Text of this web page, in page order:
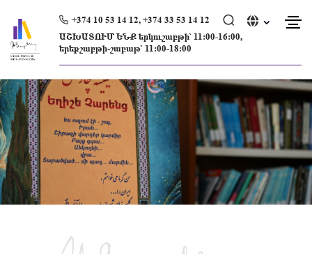
content
+374 10 53 14 12, +374 33 53 14 12
ԱՇԽԱՏՈՒՄ ԵՆՔ երկուշաբթի՝ 11։00-16։00,
երեքշաբթի-շաբաթ՝ 11։00-18։00